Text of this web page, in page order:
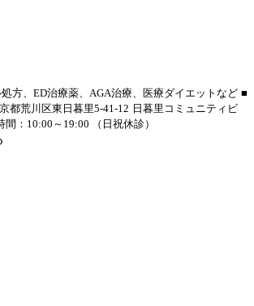
方、ED治療薬、AGA治療、医療ダイエットなど ■
都荒川区東日暮里5-41-12 日暮里コミュニティビ
間：10:00～19:00 （日祝休診）